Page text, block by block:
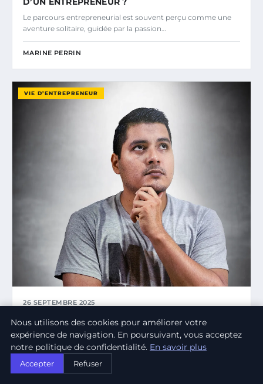
Le parcours entrepreneurial est souvent perçu comme une
aventure solitaire, guidée par la passion…
MARINE PERRIN
VIE D’ENTREPRENEUR
26 SEPTEMBRE 2025
COMMENT GÉRER LES MOMENTS DE DOUTE
ENTREPRENEURIAL ?
Naviguer dans le monde de l’entrepreneuriat en 2025, c’est
s’engager sur une voie où l’incertitude…
Nous utilisons des cookies pour améliorer votre
expérience de navigation. En poursuivant, vous acceptez
notre politique de confidentialité. En savoir plus
Accepter Refuser